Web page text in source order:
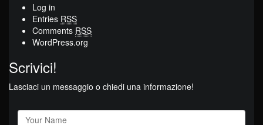
Log in
Entries RSS
Comments RSS
WordPress.org
Scrivici!
Lasciaci un messaggio o chiedi una informazione!